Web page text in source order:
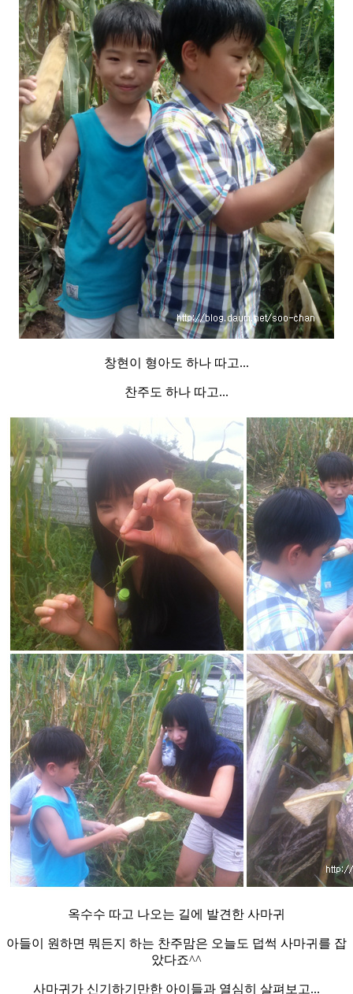
창현이 형아도 하나 따고...
찬주도 하나 따고...
옥수수 따고 나오는 길에 발견한 사마귀
아들이 원하면 뭐든지 하는 찬주맘은 오늘도 덥썩 사마귀를 잡
았다죠^^
사마귀가 신기하기만한 아이들과 열심히 살펴보고...